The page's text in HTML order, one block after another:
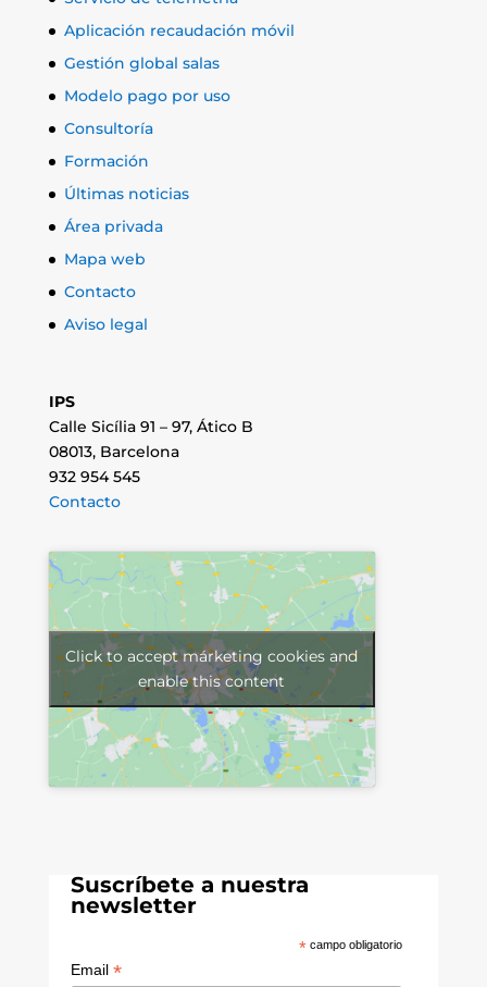
Aplicación recaudación móvil
Gestión global salas
Modelo pago por uso
Consultoría
Formación
Últimas noticias
Área privada
Mapa web
Contacto
Aviso legal
IPS
Calle Sicília 91 – 97, Ático B
08013, Barcelona
932 954 545
Contacto
Click to accept márketing cookies and
enable this content
Suscríbete a nuestra
newsletter
* campo obligatorio
Email *